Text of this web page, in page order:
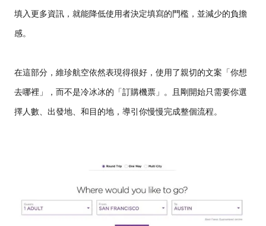
填入更多資訊，就能降低使用者決定填寫的門檻，並減少的負擔
感。
在這部分，維珍航空依然表現得很好，使用了親切的文案「你想
去哪裡」，而不是冷冰冰的「訂購機票」。且剛開始只需要你選
擇人數、出發地、和目的地，導引你慢慢完成整個流程。